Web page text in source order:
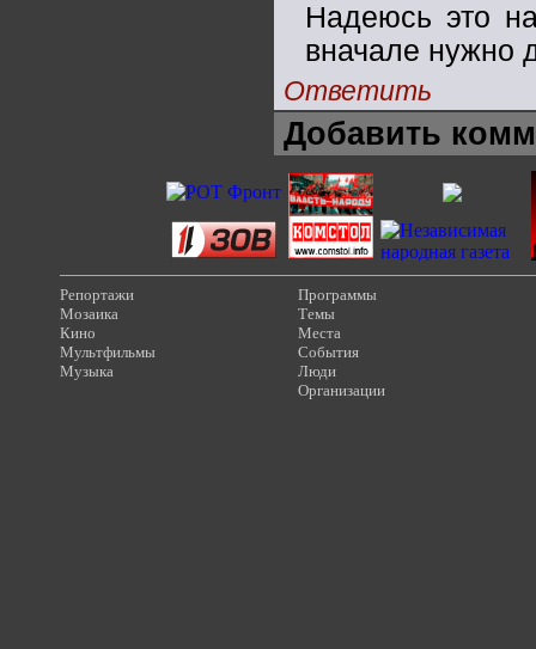
Надеюсь это
вначале нужно
Ответить
Добавить
Репортажи
Мозаика
Кино
Мультфильмы
Музыка
Программы
Темы
Места
События
Люди
Организации